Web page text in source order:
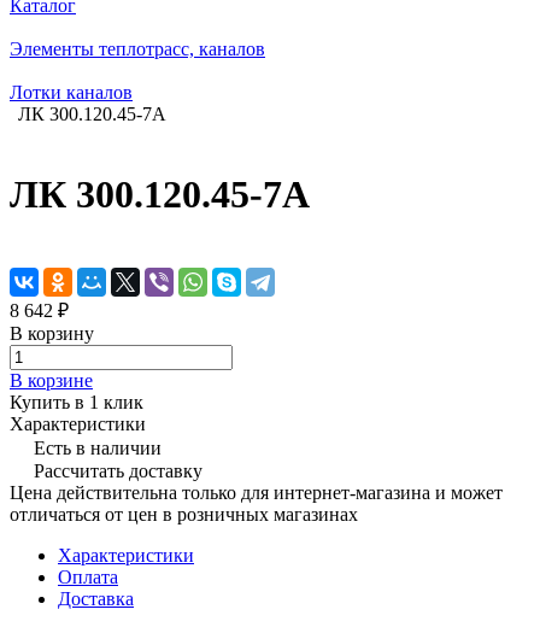
Каталог
Элементы теплотрасс, каналов
Лотки каналов
ЛК 300.120.45-7A
ЛК 300.120.45-7A
8 642 ₽
В корзину
В корзине
Купить в 1 клик
Характеристики
Есть в наличии
Рассчитать доставку
Цена действительна только для интернет-магазина и может
отличаться от цен в розничных магазинах
Характеристики
Оплата
Доставка